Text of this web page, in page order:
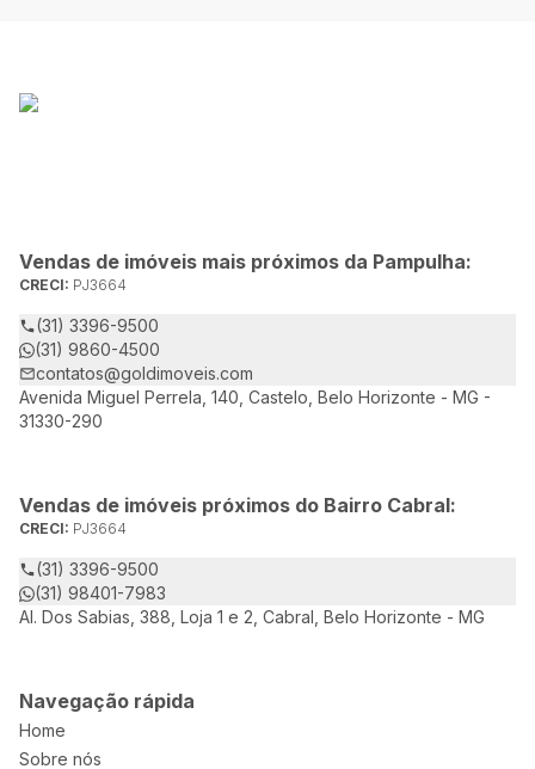
Vendas de imóveis mais próximos da Pampulha:
CRECI: PJ3664
(31) 3396-9500
(31) 9860-4500
contatos@goldimoveis.com
Avenida Miguel Perrela, 140, Castelo, Belo Horizonte - MG -
31330-290
Vendas de imóveis próximos do Bairro Cabral:
CRECI: PJ3664
(31) 3396-9500
(31) 98401-7983
Al. Dos Sabias, 388, Loja 1 e 2, Cabral, Belo Horizonte - MG
Navegação rápida
Home
Sobre nós